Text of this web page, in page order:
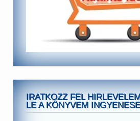
IRATKOZZ FEL
LE A KÖNYVEM